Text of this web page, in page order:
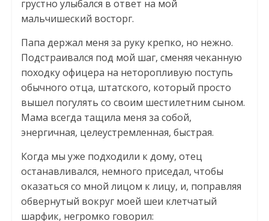
грустно улыбался в ответ на мой
мальчишеский восторг.
Папа держал меня за руку крепко, но нежно.
Подстраивался под мой шаг, сменяя чеканную
походку офицера на неторопливую поступь
обычного отца, штатского, который просто
вышел погулять со своим шестилетним сыном.
Мама всегда тащила меня за собой,
энергичная, целеустремленная, быстрая.
Когда мы уже подходили к дому, отец
останавливался, немного приседал, чтобы
оказаться со мной лицом к лицу, и, поправляя
обвернутый вокруг моей шеи клетчатый
шарфик, негромко говорил: